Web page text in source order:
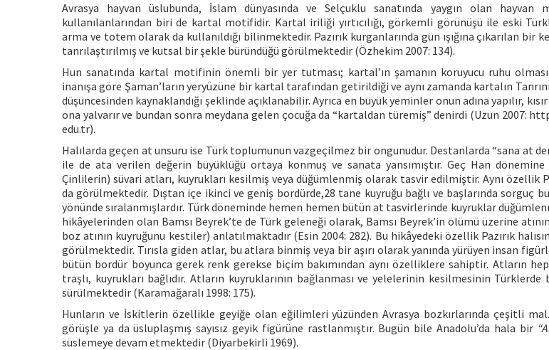
Avrasya hayvan üslubunda, İslam dünyasında ve Selçuklu sanatında yaygın olan
kullanılanlarından biri de kartal motifidir. Kartal iriliği yırtıcılığı, görkemli görünüşü ile eski
arma ve totem olarak da kullanıldığı bilinmektedir. Pazırık kurganlarında gün ışığına çıkarılan bir
tanrılaştırılmış ve kutsal bir şekle büründüğü görülmektedir (Özhekim 2007: 134).
Hun sanatında kartal motifinin önemli bir yer tutması; kartal’ın şamanın koruyucu ruhu
inanışa göre Şaman’ların yeryüzüne bir kartal tarafından getirildiği ve aynı zamanda kartalın
düşüncesinden kaynaklandığı şeklinde açıklanabilir. Ayrıca en büyük yeminler onun adına yapılır,
ona yalvarır ve bundan sonra meydana gelen çocuğa da “kartaldan türemiş” denirdi (Uzun 2007:
edu.tr).
Halılarda geçen at unsuru ise Türk toplumunun vazgeçilmez bir ongunudur. Destanlarda “sana at
ile de ata verilen değerin büyüklüğü ortaya konmuş ve sanata yansımıştır. Geç Han
Çinlilerin) süvari atları, kuyrukları kesilmiş veya düğümlenmiş olarak tasvir edilmiştir. Aynı özellik
da görülmektedir. Dıştan içe ikinci ve geniş bordürde,28 tane kuyruğu bağlı ve başlarında sorguç
yönünde sıralanmışlardır. Türk döneminde hemen hemen bütün at tasvirlerinde kuyruklar
hikâyelerinden olan Bamsı Beyrek’te de Türk geleneği olarak, Bamsı Beyrek’in ölümü üzerine
boz atının kuyruğunu kestiler) anlatılmaktadır (Esin 2004: 282). Bu hikâyedeki özellik Pazırık
görülmektedir. Tırısla giden atlar, bu atlara binmiş veya bir aşırı olarak yanında yürüyen insan
bütün bordür boyunca gerek renk gerekse biçim bakımından aynı özelliklere sahiptir. Atların
traşlı, kuyrukları bağlıdır. Atların kuyruklarının bağlanması ve yelelerinin kesilmesinin
sürülmektedir (Karamağaralı 1998: 175).
Hunların ve İskitlerin özellikle geyiğe olan eğilimleri yüzünden Avrasya bozkırlarında çeşitli
görüşle ya da üsluplaşmış sayısız geyik figürüne rastlanmıştır. Bugün bile Anadolu’da hala bir
süslemeye devam etmektedir (Diyarbekirli 1969).